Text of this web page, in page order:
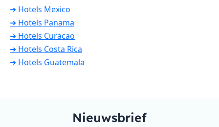
➜ Hotels Mexico
➜ Hotels Panama
➜ Hotels Curacao
➜ Hotels Costa Rica
➜ Hotels Guatemala
Nieuwsbrief